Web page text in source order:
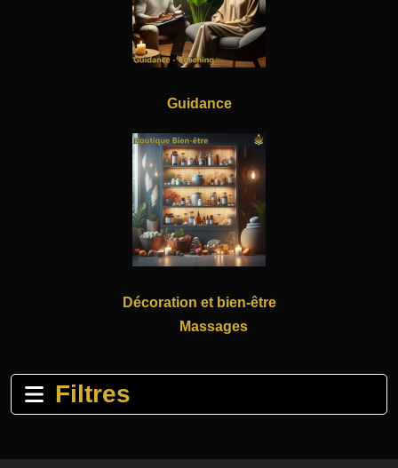
Guidance
Décoration et bien-être
Massages
Filtres